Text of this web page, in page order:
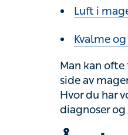
Kvalme og
Man kan ofte
av magen,
vondt kan si
symptomene